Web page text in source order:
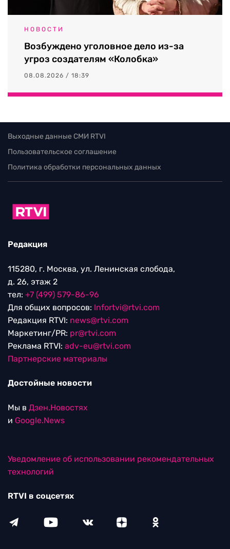
НОВОСТИ
Возбуждено уголовное дело из-за
угроз создателям «Колобка»
08.08.2026 / 18:39
Выходные данные СМИ RTVI
Пользовательское соглашение
Политика обработки персональных данных
Редакция
115280, г. Москва, ул. Ленинская слобода,
д. 26, этаж 2
тел: +7 (499) 579-86-96
Для общих вопросов: Infortvi@rtvi.com
Редакция RTVI: news@rtvi.com
Маркетинг/PR: pr@rtvi.com
Реклама RTVI: adv-eu@rtvi.com
Партнерские материалы
Достойные новости
Мы в Дзен.Новостях
и Google.News
Уведомление об использовании рекомендательных
технологий
RTVI в соцсетях